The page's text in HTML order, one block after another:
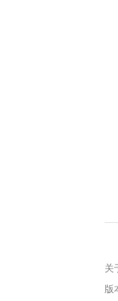
关
版